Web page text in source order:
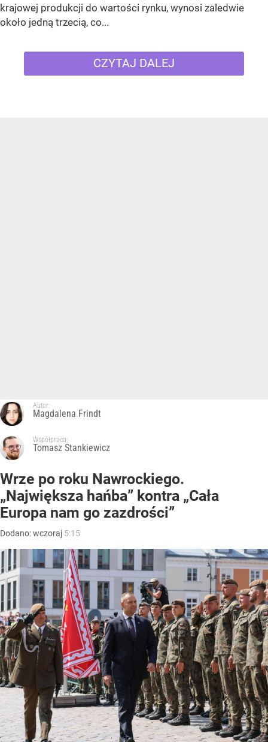
krajowej produkcji do wartości rynku, wynosi zaledwie
około jedną trzecią, co...
CZYTAJ DALEJ
Autor:
Magdalena Frindt
Współpraca:
Tomasz Stankiewicz
Wrze po roku Nawrockiego.
„Największa hańba” kontra „Cała
Europa nam go zazdrości”
Dodano:wczoraj 5:15